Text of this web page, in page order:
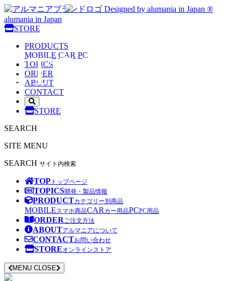
alumania
STORE
Designed by alumania in Japan ®
alumania in Japan
STORE
PRODUCTS
MOBILE CAR PC
TOPICS
ORDER
ABOUT
CONTACT
サ
イ
内
索
開
STORE
SEARCH
SITE MENU
SEARCH サイト内検索
TOP トップページ
TOPICS開発・製品情報
PRODUCTカテゴリー別商品
MOBILEスマホ商品CAR カー用品PCPC用品
ORDERご注文方法
ABOUTアルマニアについて
CONTACTお問い合わせ
STOREオンラインストア
MENU CLOSE